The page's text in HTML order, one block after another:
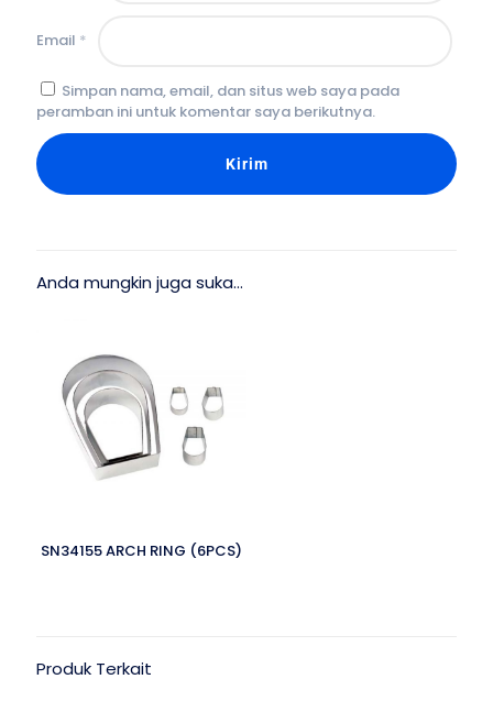
Email *
Simpan nama, email, dan situs web saya pada
peramban ini untuk komentar saya berikutnya.
Anda mungkin juga suka…
SN34155 ARCH RING (6PCS)
Produk Terkait